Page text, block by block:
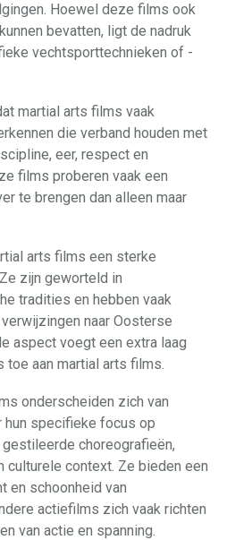
Hoewel deze films ook
bevatten, ligt de nadruk
vechtsporttechnieken of -
martial arts films vaak
die verband houden met
eer, respect en
films proberen vaak een
te brengen dan alleen maar
arts films een sterke
zijn geworteld in
tradities en hebben vaak
naar Oosterse
aspect voegt een extra laag
toe aan martial arts films.
onderscheiden zich van
specifieke focus op
choreografieën,
culturele context. Ze bieden een
en schoonheid van
actiefilms zich vaak richten
van actie en spanning.